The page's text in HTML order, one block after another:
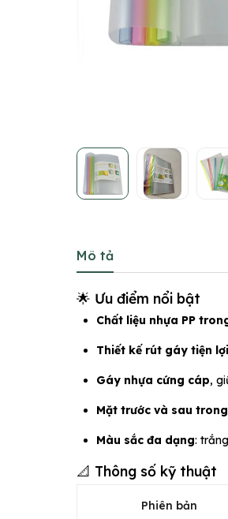
Mô tả
🌟 Ưu điểm nổi bật
Chất liệu nhựa PP
Thiết kế rút gáy tiện lợi
Gáy nhựa cứng cáp,
Mặt trước và sau
Màu sắc đa dạng:
📐 Thông số kỹ thuật
Phiên bản